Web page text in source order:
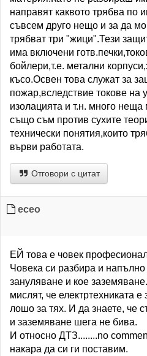
направят каквото трябва по
съвсем друго нещо и за да
трябват три "жици".Тези
има включени
бойлери,т.е. метални
късо.Освен това служат за
пожар,вследствие токове на
изолацията и т.н. много неща
също съм против сухите
технически понятия,които
върви работата.
Отговори с цитат
eceo
ЕЙ това е човек
Човека си разбира и
зануляване и кое
мислят, че електртехниката е
лошо за тях. И да знаете, че
и заземяване шега не бива.
И относно ДТЗ........no
накара да си ги поставим.